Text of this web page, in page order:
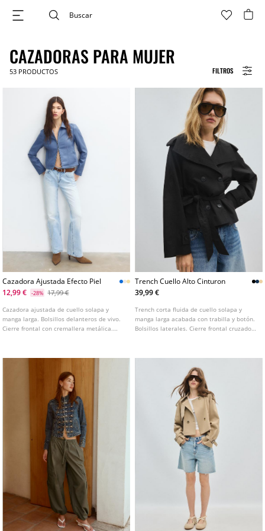
FILTROS
CAZADORAS PARA MUJER
53 PRODUCTOS
Cazadora Ajustada Efecto Piel
12,99 €
-28% 17,99 €
Cazadora ajustada de cuello solapa y
manga larga. Bolsillos delanteros de vivo.
Cierre frontal con cremallera metálica.
Trench Cuello Alto Cinturon
39,99 €
Trench corta fluida de cuello solapa y
manga larga acabada con trabilla y botón.
Bolsillos laterales. Cierre frontal cruzado
colores.